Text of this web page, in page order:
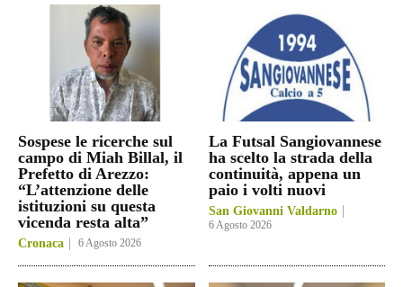
Sospese le ricerche sul
campo di Miah Billal, il
Prefetto di Arezzo:
“L’attenzione delle
istituzioni su questa
vicenda resta alta”
Cronaca 6 Agosto 2026
La Futsal Sangiovannese
ha scelto la strada della
continuità, appena un
paio i volti nuovi
San Giovanni Valdarno
6 Agosto 2026